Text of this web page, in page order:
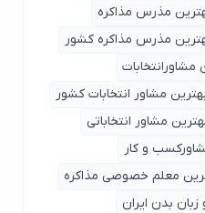
مذرس مذاکره
مذرس مذاکره کشور
مشاور انتخابات کشور
مشاور انتخاباتی
و کار
خصوصی مذاکره
ایران